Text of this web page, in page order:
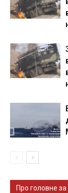
Про головне за